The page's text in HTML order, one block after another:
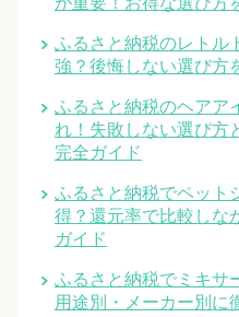
ふるさと納税のレトル
強？後悔しない選び方
ふるさと納税のヘアア
れ！失敗しない選び方
完全ガイド
ふるさと納税でペット
得？還元率で比較しな
ガイド
ふるさと納税でミキサ
用途別・メーカー別に